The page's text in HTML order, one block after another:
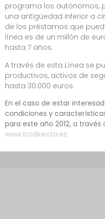
programa los autónomos,
una antigüedad inferior a
de los préstamos que
línea es de un millón de
hasta 7 años.
A través de esta Línea se
productivos, activos de
hasta 30.000 euros.
En el caso de estar
condiciones y
para este año 2012, a través
www.icodirecto.es